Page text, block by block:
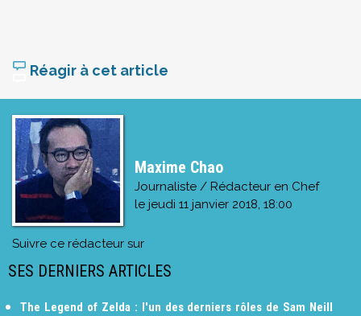
Réagir à cet article
Maxime Chao
Journaliste / Rédacteur en Chef
le jeudi 11 janvier 2018, 18:00
Suivre ce rédacteur sur
SES DERNIERS ARTICLES
The Legend of Zelda : l'un des derniers rôles de Sam Neill